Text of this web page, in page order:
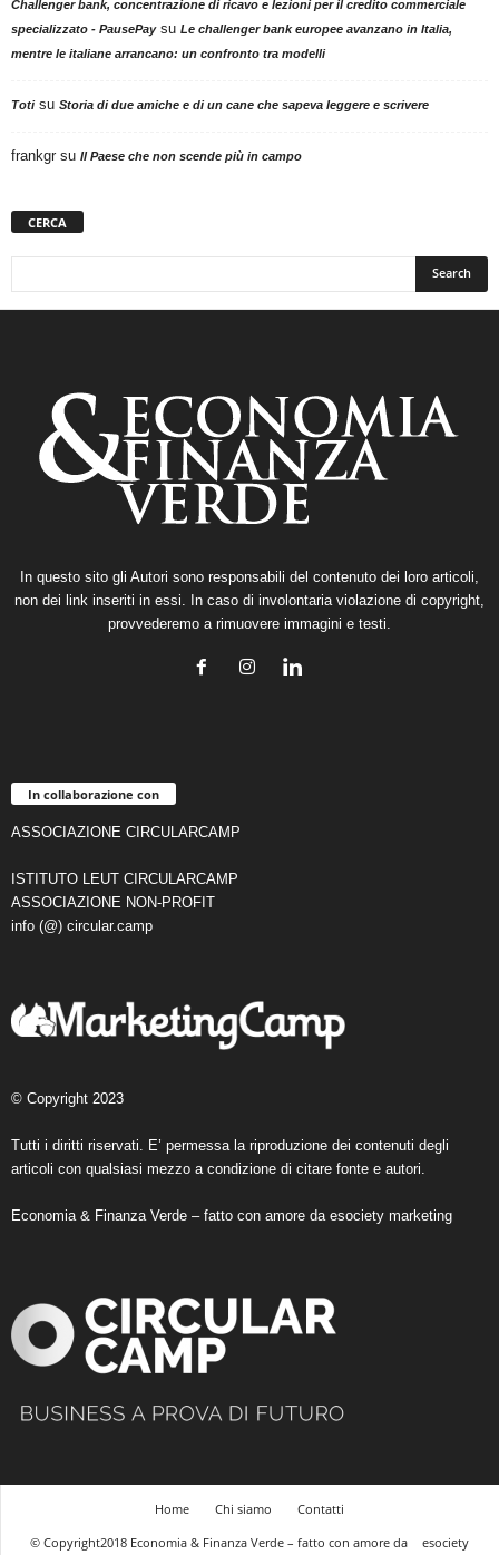
Challenger bank, concentrazione di ricavo e lezioni per il credito commerciale
specializzato - PausePaysu Le challenger bank europee avanzano in Italia,
mentre le italiane arrancano: un confronto tra modelli
Totisu Storia di due amiche e di un cane che sapeva leggere e scrivere
frankgr su Il Paese che non scende più in campo
CERCA
In questo sito gli Autori sono responsabili del contenuto dei loro articoli,
non dei link inseriti in essi. In caso di involontaria violazione di copyright,
provvederemo a rimuovere immagini e testi.
In collaborazione con
ASSOCIAZIONE CIRCULARCAMP
ISTITUTO LEUT CIRCULARCAMP
ASSOCIAZIONE NON-PROFIT
info (@) circular.camp
© Copyright 2023
Tutti i diritti riservati. E’ permessa la riproduzione dei contenuti degli
articoli con qualsiasi mezzo a condizione di citare fonte e autori.
Economia & Finanza Verde – fatto con amore da esociety marketing
Home Chi siamo
Contatti
© Copyright2018 Economia & Finanza Verde – fatto con amore da
esociety